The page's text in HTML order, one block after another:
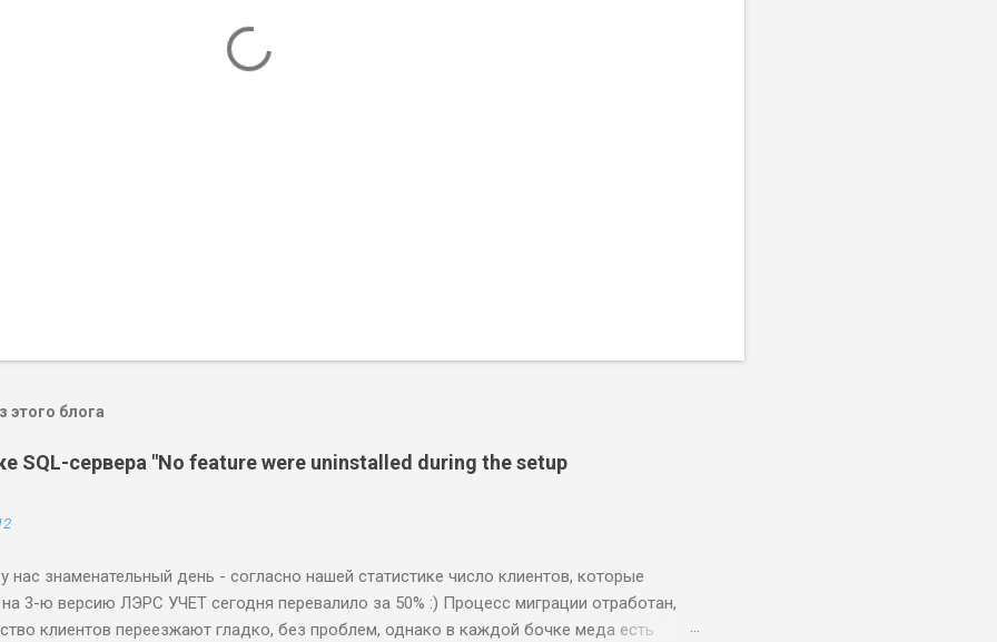
этого блога
SQL-сервера "No feature were uninstalled during the setup
нас знаменательный день - согласно нашей статистике число клиентов, которые
3-ю версию ЛЭРС УЧЕТ сегодня перевалило за 50% :) Процесс миграции отработан,
клиентов переезжают гладко, без проблем, однако в каждой бочке меда есть